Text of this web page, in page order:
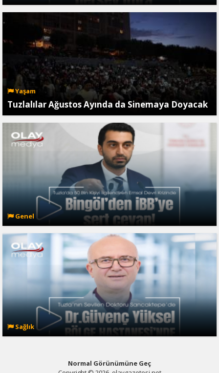
Yaşam
Tuzlalılar Ağustos Ayında da Sinemaya Doyacak
Genel
Sağlık
Normal Görünümüne Geç